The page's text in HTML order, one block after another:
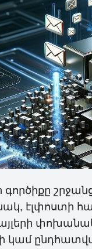
գործիքը
էլփոստի
կամ